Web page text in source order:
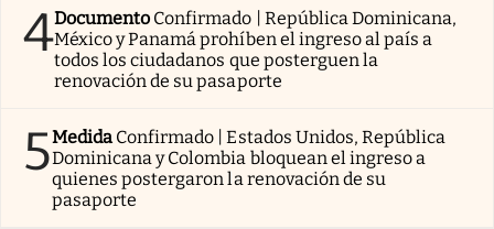
4Documento Confirmado | República Dominicana,
México y Panamá prohíben el ingreso al país a
todos los ciudadanos que posterguen la
renovación de su pasaporte
5Medida Confirmado | Estados Unidos, República
Dominicana y Colombia bloquean el ingreso a
quienes postergaron la renovación de su
pasaporte